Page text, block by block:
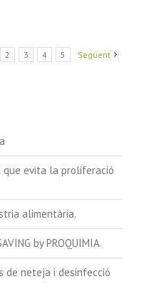
2 3 4 5 Següent
que evita la proliferació
alimentària.
by PROQUIMIA.
de neteja i desinfecció